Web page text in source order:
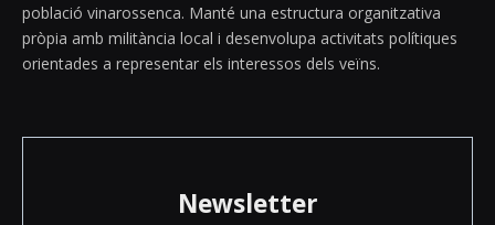
població vinarossenca. Manté una estructura organitzativa
pròpia amb militància local i desenvolupa activitats polítiques
orientades a representar els interessos dels veïns.
Newsletter